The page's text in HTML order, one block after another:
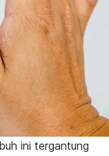
ini tergantung